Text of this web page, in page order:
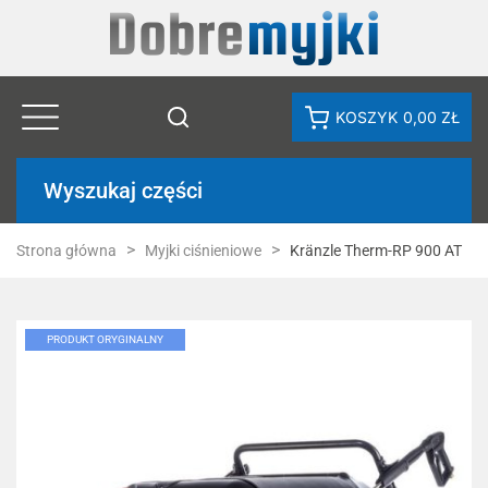
KOSZYK 0,00 ZŁ
Wyszukaj części
Strona główna Myjki ciśnieniowe Kränzle Therm-RP 900 AT
PRODUKT ORYGINALNY